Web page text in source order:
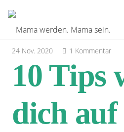
24 Nov. 2020 1 Kommentar
10 Tips
dich